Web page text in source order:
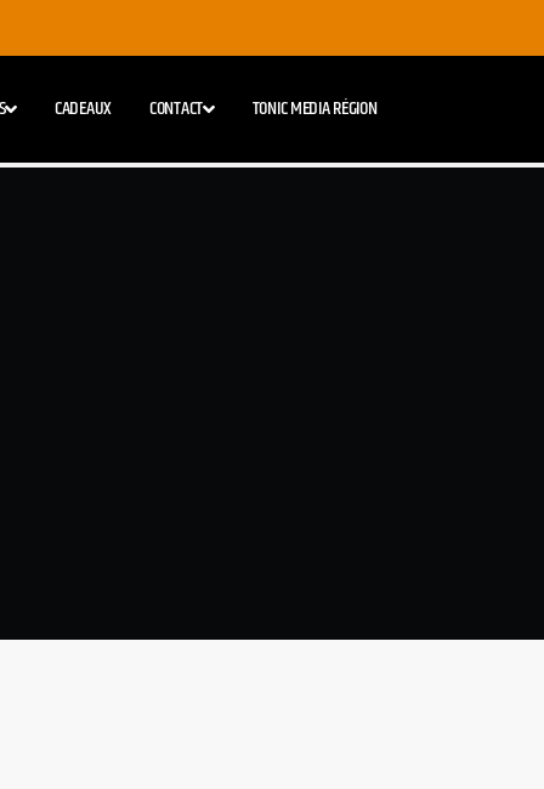
CADEAUX CONTACT TONIC MEDIA RÉGION